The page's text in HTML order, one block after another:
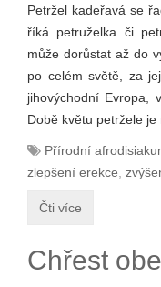
Petržel kadeřavá se
říká petruželka či
může dorůstat až do
po celém světě, za
jihovýchodní Evropa,
Době květu petržele je
Přírodní
zlepšení erekce
Čti více
Chřest